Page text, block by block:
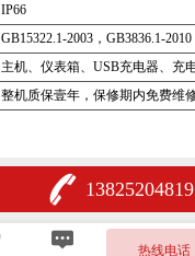
IP66
GB15322.1-2003，GB3836.1-
主机、仪表箱、USB充电器、充
整机质保壹年，保修期内免费维修
13825204819
热线电话